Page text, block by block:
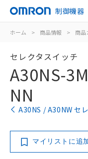
制御機器
ホーム > 商品情報 > 商品
セレクタスイッチ
A30NS-
NN
A30NS / A30NW セ
マイリストに追